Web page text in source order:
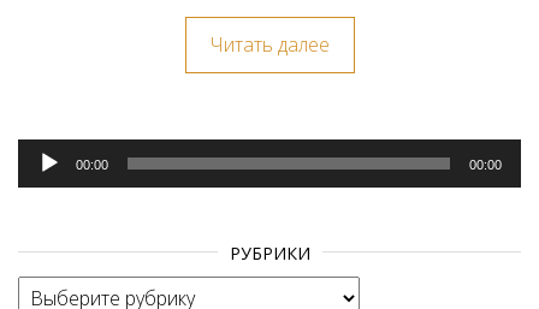
Читать далее
Аудиоплеер
00:00 00:00
РУБРИКИ
Рубрики